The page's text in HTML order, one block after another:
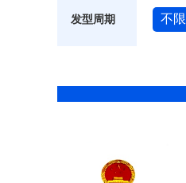
发型周期 不限